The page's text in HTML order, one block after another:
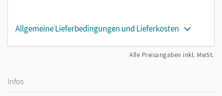
Allgemeine Lieferbedingungen und Lieferkosten
Alle Preisangaben inkl. MwSt.
Infos